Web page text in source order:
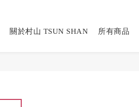
關於村山 TSUN SHAN 所有商品